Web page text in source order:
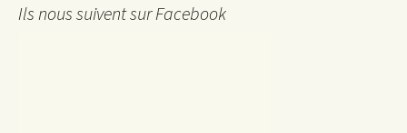
Ils nous suivent sur Facebook